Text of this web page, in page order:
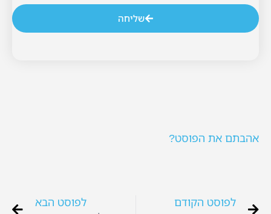
שליחה
אהבתם את הפוסט?
לפוסט הקודם
לפוסט הבא